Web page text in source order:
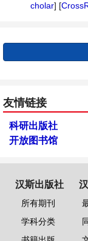
cholar] [
友情链接
科研出版社
开放图书馆
汉斯出版社
所有期刊
学科分类